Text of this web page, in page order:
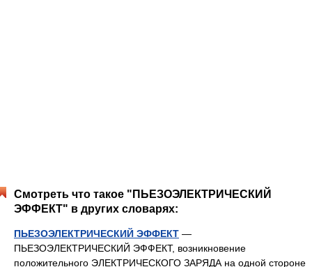
Смотреть что такое "ПЬЕЗОЭЛЕКТРИЧЕСКИЙ
ЭФФЕКТ" в других словарях:
ПЬЕЗОЭЛЕКТРИЧЕСКИЙ ЭФФЕКТ —
ПЬЕЗОЭЛЕКТРИЧЕСКИЙ ЭФФЕКТ, возникновение
положительного ЭЛЕКТРИЧЕСКОГО ЗАРЯДА на одной стороне